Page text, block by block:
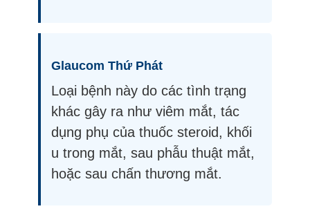
Glaucom Thứ Phát
Loại bệnh này do các tình trạng
khác gây ra như viêm mắt, tác
dụng phụ của thuốc steroid, khối
u trong mắt, sau phẫu thuật mắt,
hoặc sau chấn thương mắt.